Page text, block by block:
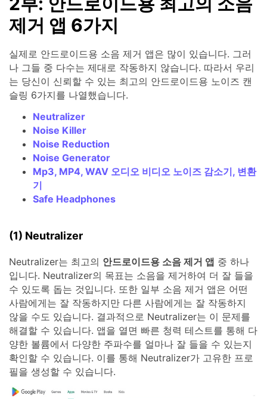
제거 앱 6가지
실제로 안드로이드용 소음 제거 앱은 많이 있습니다. 그러
나 그들 중 다수는 제대로 작동하지 않습니다. 따라서 우리
는 당신이 신뢰할 수 있는 최고의 안드로이드용 노이즈 캔
슬링 6가지를 나열했습니다.
Neutralizer
Noise Killer
Noise Reduction
Noise Generator
Mp3, MP4, WAV 오디오 비디오 노이즈 감소기, 변환
기
Safe Headphones
(1) Neutralizer
Neutralizer는 최고의 안드로이드용 소음 제거 앱 중 하나
입니다. Neutralizer의 목표는 소음을 제거하여 더 잘 들을
수 있도록 돕는 것입니다. 또한 일부 소음 제거 앱은 어떤
사람에게는 잘 작동하지만 다른 사람에게는 잘 작동하지
않을 수도 있습니다. 결과적으로 Neutralizer는 이 문제를
해결할 수 있습니다. 앱을 열면 빠른 청력 테스트를 통해 다
양한 볼륨에서 다양한 주파수를 얼마나 잘 들을 수 있는지
확인할 수 있습니다. 이를 통해 Neutralizer가 고유한 프로
필을 생성할 수 있습니다.